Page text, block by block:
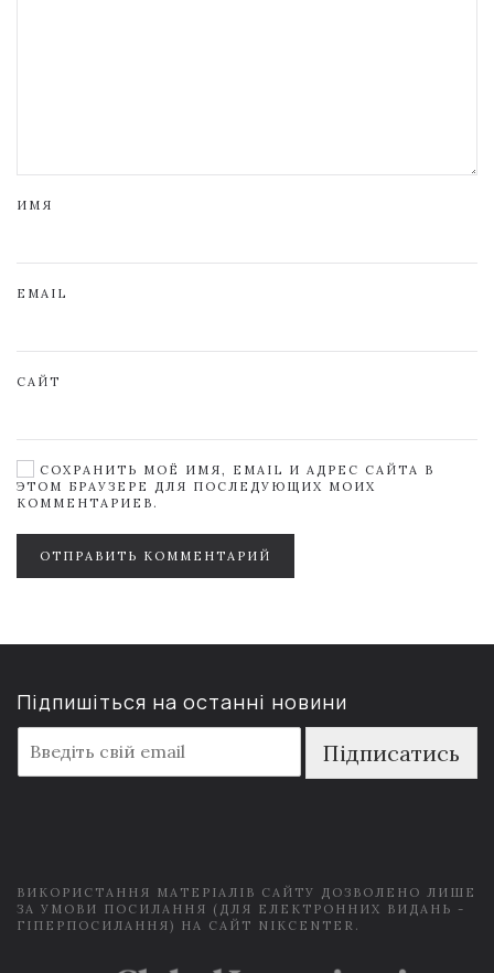
ИМЯ
EMAIL
САЙТ
СОХРАНИТЬ МОЁ ИМЯ, EMAIL И АДРЕС САЙТА В
ЭТОМ БРАУЗЕРЕ ДЛЯ ПОСЛЕДУЮЩИХ МОИХ
КОММЕНТАРИЕВ.
ОТПРАВИТЬ КОММЕНТАРИЙ
Підпишіться на останні новини
m
a
Підписатись
ВИКОРИСТАННЯ МАТЕРІАЛІВ САЙТУ ДОЗВОЛЕНО ЛИШЕ
ЗА УМОВИ ПОСИЛАННЯ (ДЛЯ ЕЛЕКТРОННИХ ВИДАНЬ -
ГІПЕРПОСИЛАННЯ) НА САЙТ NIKCENTER.